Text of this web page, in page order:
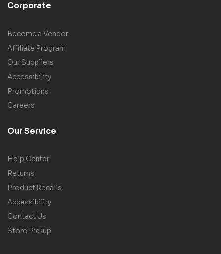
Corporate
Become a Vendor
Affiliate Program
Our Suppliers
Accessibility
Promotions
Careers
Our Service
Help Center
Returns
Product Recalls
Accessibility
Contact Us
Store Pickup